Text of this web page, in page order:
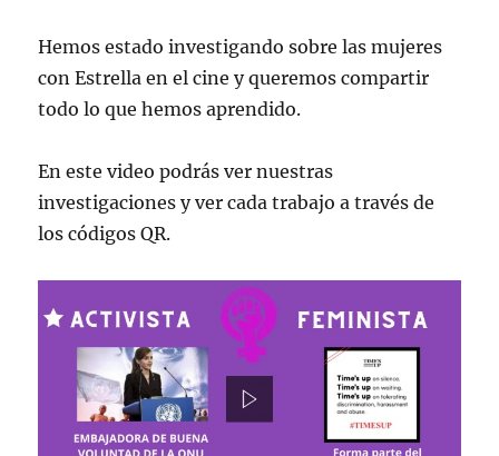
Hemos estado investigando sobre las mujeres
con Estrella en el cine y queremos compartir
todo lo que hemos aprendido.
En este video podrás ver nuestras
investigaciones y ver cada trabajo a través de
los códigos QR.